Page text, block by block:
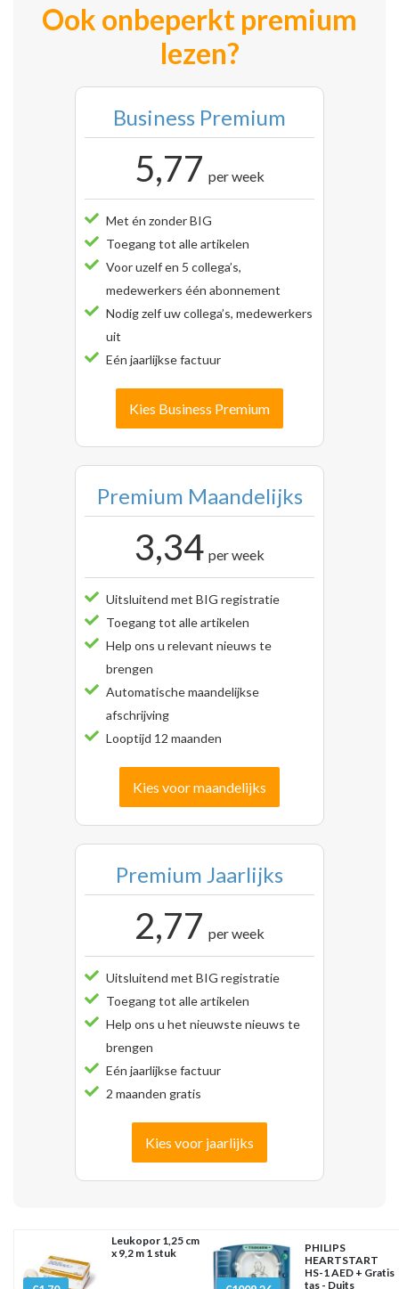
Ook onbeperkt premium
lezen?
Business Premium
5,77 per week
Met én zonder BIG
Toegang tot alle artikelen
Voor uzelf en 5 collega’s,
medewerkers één abonnement
Nodig zelf uw collega’s, medewerkers
uit
Eén jaarlijkse factuur
Kies Business Premium
Premium Maandelijks
3,34 per week
Uitsluitend met BIG registratie
Toegang tot alle artikelen
Help ons u relevant nieuws te
brengen
Automatische maandelijkse
afschrijving
Looptijd 12 maanden
Kies voor maandelijks
Premium Jaarlijks
2,77 per week
Uitsluitend met BIG registratie
Toegang tot alle artikelen
Help ons u het nieuwste nieuws te
brengen
Eén jaarlijkse factuur
2 maanden gratis
Kies voor jaarlijks
Leukopor 1,25 cm
x 9,2 m 1 stuk
PHILIPS
HEARTSTART
HS-1 AED + Gratis
tas - Duits